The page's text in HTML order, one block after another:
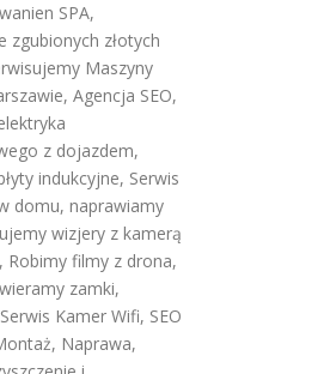
SPA,
zgubionych złotych
Maszyny
, Agencja SEO,
z dojazdem,
indukcyjne, Serwis
domu, naprawiamy
wizjery z kamerą
, Robimy filmy z drona,
zamki,
Serwis Kamer Wifi, SEO
Naprawa,